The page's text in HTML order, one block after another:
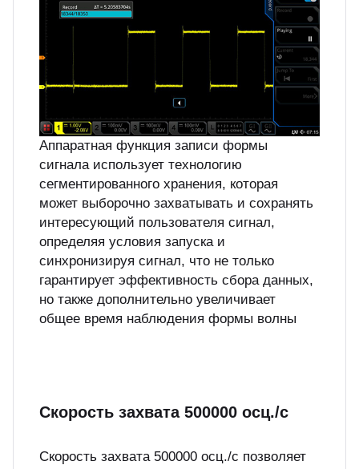
Аппаратная функция записи формы
сигнала использует технологию
сегментированного хранения, которая
может выборочно захватывать и сохранять
интересующий пользователя сигнал,
определяя условия запуска и
синхронизируя сигнал, что не только
гарантирует эффективность сбора данных,
но также дополнительно увеличивает
общее время наблюдения формы волны
Скорость захвата 500000 осц./с
Скорость захвата 500000 осц./с позволяет